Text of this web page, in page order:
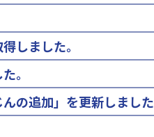
しました。
。
の追加」を更新しまし